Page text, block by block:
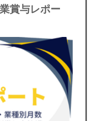
賞与レポー